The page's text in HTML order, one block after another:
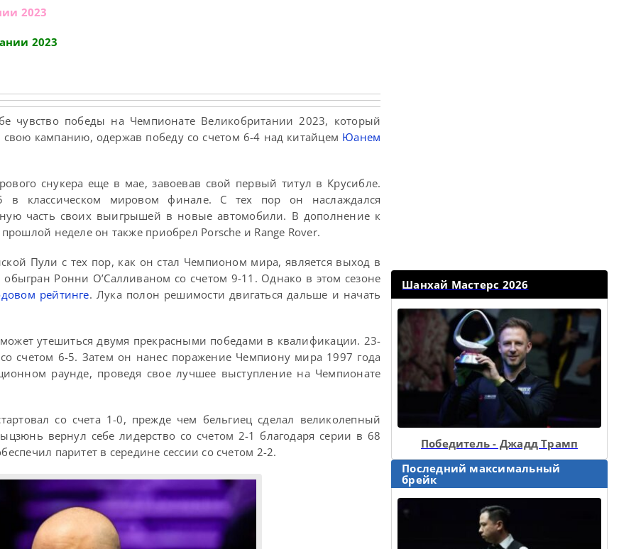
2023
2023
чувство победы на Чемпионате Великобритании 2023, который
кампанию, одержав победу со счетом 6-4 над китайцем Юанем
снукера еще в мае, завоевав свой первый титул в Крусибле.
в классическом мировом финале. С тех пор он наслаждался
часть своих выигрышей в новые автомобили. В дополнение к
неделе он также приобрел Porsche и Range Rover.
Пули с тех пор, как он стал Чемпионом мира, является выход в
Ронни О’Салливаном со счетом 9-11. Однако в этом сезоне
рейтинге. Лука полон решимости двигаться дальше и начать
утешиться двумя прекрасными победами в квалификации. 23-
счетом 6-5. Затем он нанес поражение Чемпиону мира 1997 года
раунде, проведя свое лучшее выступление на Чемпионате
со счета 1-0, прежде чем бельгиец сделал великолепный
вернул себе лидерство со счетом 2-1 благодаря серии в 68
паритет в середине сессии со счетом 2-2.
Шанхай Мастерс 2026
Победитель - Джадд Трамп
Последний максимальный
брейк